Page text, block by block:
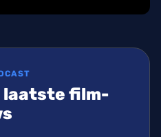
laatste film-